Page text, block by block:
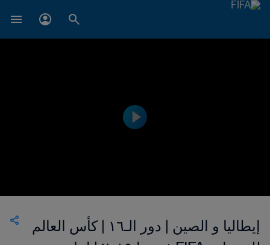
إيطاليا و الصين | دور الـ١٦ | كأس العالم